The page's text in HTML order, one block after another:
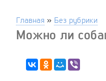
Главная » Без рубрики
Можно ли